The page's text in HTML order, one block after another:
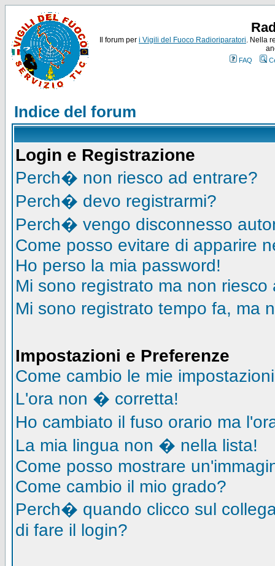
Il forum per i Vigili del Fuoco Radioriparatori. Nella
FAQ
Indice del forum
Login e Registrazione
Perch� non riesco ad entrare?
Perch� devo registrarmi?
Perch� vengo disconnesso
Come posso evitare di apparire
Ho perso la mia password!
Mi sono registrato ma non riesco
Mi sono registrato tempo fa, ma
Impostazioni e Preferenze
Come cambio le mie
L'ora non � corretta!
Ho cambiato il fuso orario ma
La mia lingua non � nella lista!
Come posso mostrare
Come cambio il mio grado?
Perch� quando clicco sul
di fare il login?